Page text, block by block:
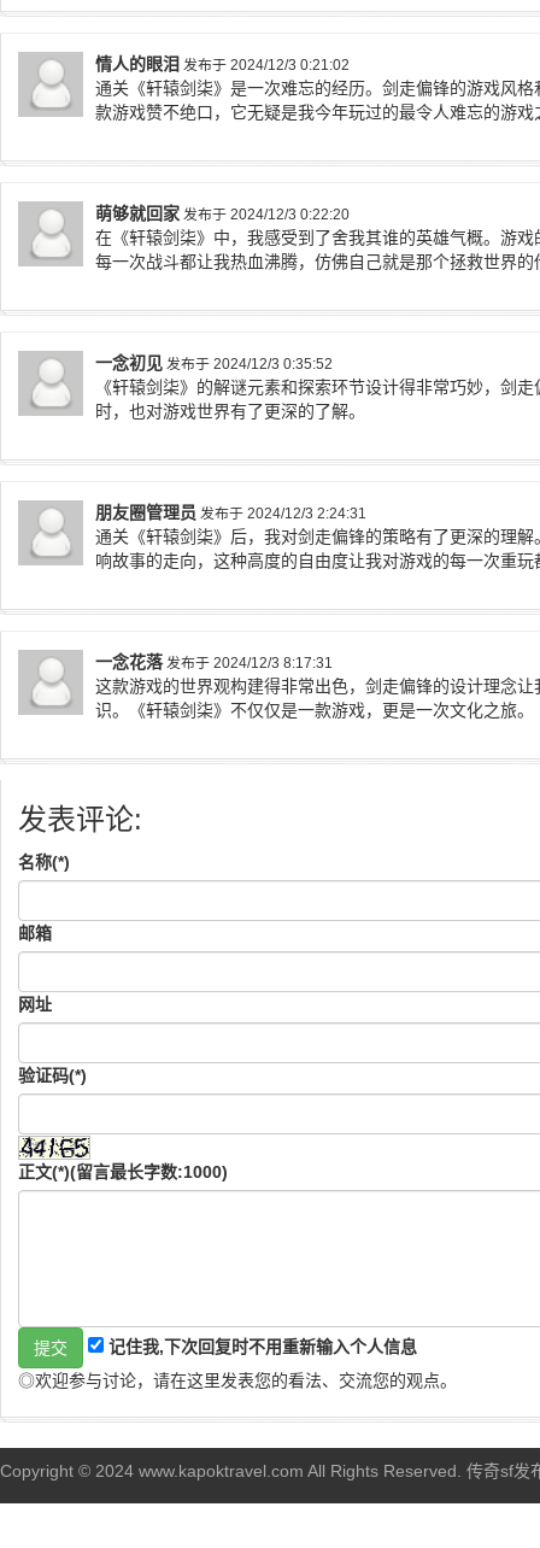
情人的眼泪 发布于 2024/12/3 0:21:02
通关《轩辕剑柒》是一次难忘的经历。剑走偏锋的游戏风
款游戏赞不绝口，它无疑是我今年玩过的最令人难忘的游戏
萌够就回家 发布于 2024/12/3 0:22:20
在《轩辕剑柒》中，我感受到了舍我其谁的英雄气概。游
每一次战斗都让我热血沸腾，仿佛自己就是那个拯救世界的
一念初见 发布于 2024/12/3 0:35:52
《轩辕剑柒》的解谜元素和探索环节设计得非常巧妙，剑
时，也对游戏世界有了更深的了解。
朋友圈管理员 发布于 2024/12/3 2:24:31
通关《轩辕剑柒》后，我对剑走偏锋的策略有了更深的理
响故事的走向，这种高度的自由度让我对游戏的每一次重玩
一念花落发布于 2024/12/3 8:17:31
这款游戏的世界观构建得非常出色，剑走偏锋的设计理念
识。《轩辕剑柒》不仅仅是一款游戏，更是一次文化之旅。
发表评论:
名称(*)
邮箱
网址
验证码(*)
正文(*)(留言最长字数:1000)
记住我,下次回复时不用重新输入个人信息
◎欢迎参与讨论，请在这里发表您的看法、交流您的观点。
Copyright © 2024 www.kapoktravel.com All Rights Reserved. 传奇sf发